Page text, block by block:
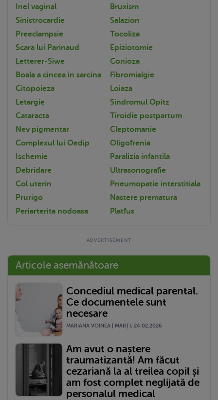
Inel vaginal
Bruxism
Sinistrocardie
Salazion
Preeclampsie
Tocoliza
Scara lui Parinaud
Epiziotomie
Letterer-Siwe
Conioza
Boala a cincea in sarcina
Fibromialgie
Citopoieza
Loiaza
Letargie
Sindromul Opitz
Cataracta
Tiroidie postpartum
Nev pigmentar
Cleptomanie
Complexul lui Oedip
Oligofrenia
Ischemie
Paralizia infantila
Debridare
Ultrasonografie
Col uterin
Pneumopatie interstitiala
Prurigo
Nastere prematura
Periarterita nodoasa
Platfus
Articole asemănătoare
Concediul medical parental.
Ce documentele sunt
necesare
MARIANA VOINEA | MARŢI, 24.02.2026
Am avut o naștere
traumatizantă! Am făcut
cezariană la al treilea copil și
am fost complet neglijată de
personalul medical